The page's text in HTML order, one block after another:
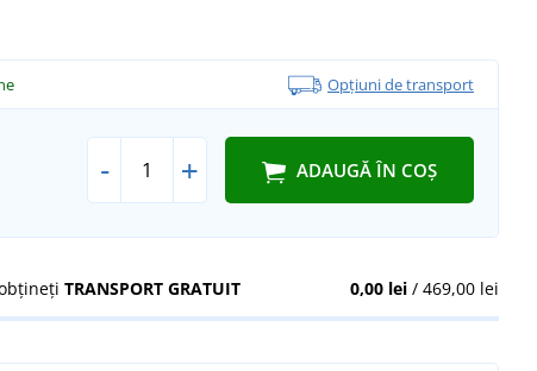
Opțiuni de transport
- + ADAUGĂ ÎN COȘ
0,00 lei/ 469,00 lei
TRANSPORT GRATUIT